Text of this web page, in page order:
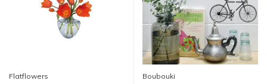
Flatflowers Boubouki